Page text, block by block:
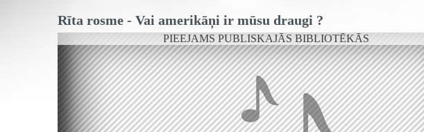
Rīta rosme - Vai amerikāņi ir mūsu draugi ?
PIEEJAMS PUBLISKAJĀS BIBLIOTĒKĀS